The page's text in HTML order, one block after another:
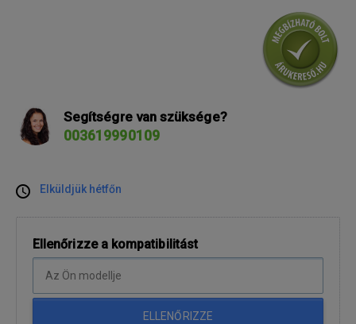
Segítségre van szüksége?
003619990109
Elküldjük hétfőn
Ellenőrizze a kompatibilitást
ELLENŐRIZZE